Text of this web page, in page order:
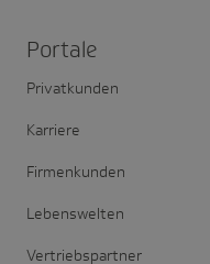
Portale
Privatkunden
Karriere
Firmenkunden
Lebenswelten
Vertriebspartner